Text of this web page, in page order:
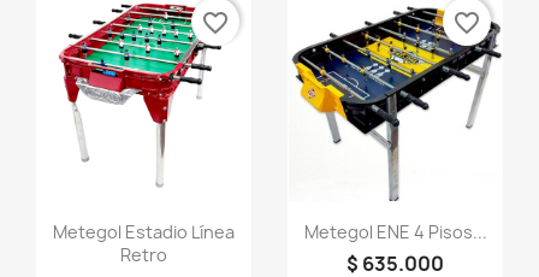
Vista rápida
Metegol Estadio Línea
Retro
favorite_border
Vista rápida
Metegol ENE 4 Pisos...
$ 635.000
favorite_border